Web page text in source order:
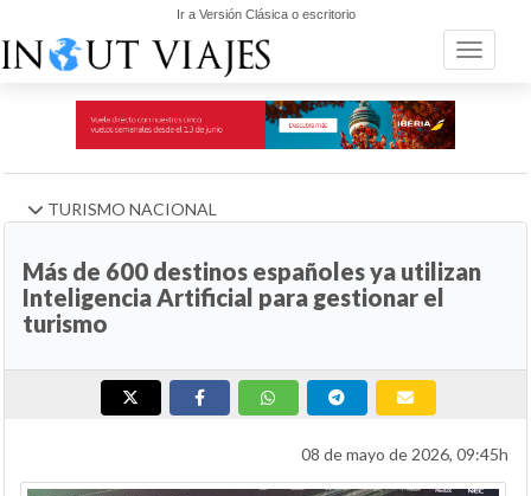
Ir a Versión Clásica o escritorio
Toggle
TURISMO NACIONAL
Más de 600 destinos españoles ya utilizan
Inteligencia Artificial para gestionar el
turismo
08 de mayo de 2026, 09:45h